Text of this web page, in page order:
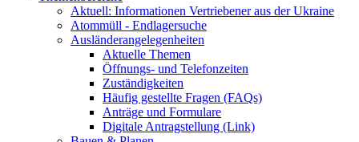
Aktuell: Informationen Vertriebener aus der Ukraine
Atommüll - Endlagersuche
Ausländerangelegenheiten
Aktuelle Themen
Öffnungs- und Telefonzeiten
Zuständigkeiten
Häufig gestellte Fragen (FAQs)
Anträge und Formulare
Digitale Antragstellung (Link)